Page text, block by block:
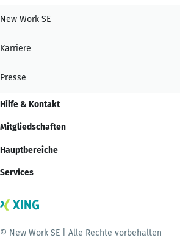
New Work SE
Karriere
Presse
Hilfe & Kontakt
Mitgliedschaften
Hauptbereiche
Services
© New Work SE | Alle Rechte vorbehalten